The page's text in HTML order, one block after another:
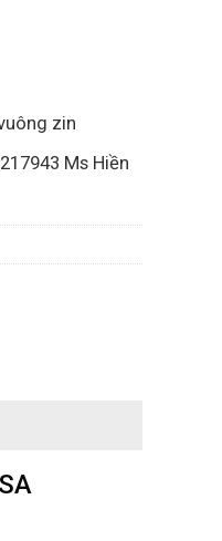
zin
Ms Hiền